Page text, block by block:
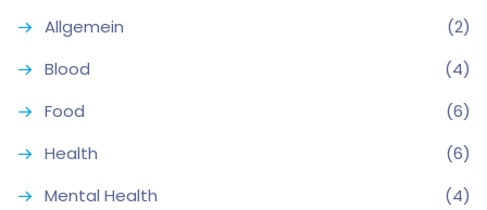
Allgemein
(2)
Blood
(4)
Food
(6)
Health
(6)
Mental Health
(4)